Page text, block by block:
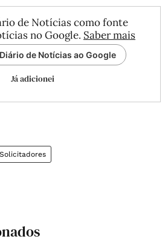
de Notícias como fonte
no Google. Saber mais
de Notícias ao Google
Já adicionei
Solicitadores